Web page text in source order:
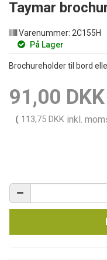
Taymar
Varenummer: 2C155H
På Lager
Brochureholder til bord
91,00 DKK
( 113,75 DKK inkl.